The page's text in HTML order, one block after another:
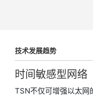
技术发展趋势
时间敏感型 网络
TSN不仅可增强以太网